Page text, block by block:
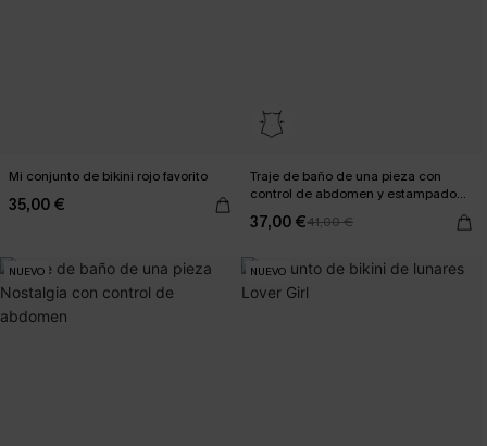
Mi conjunto de bikini rojo favorito
35,00 €
Traje de baño de una pieza con
control de abdomen y estampado
37,00 €41,00 €
NUEVO NUEVO